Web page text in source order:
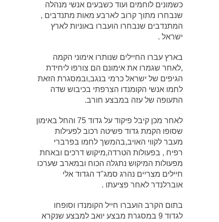
כשמונים לוחמים ועוד כשבעים אנשי מנהלה
שנבחרו מתוך קרוב לארבע מאות מתנדבים ,
המתנדבים שנבחרו הועברו באוניות לארץ
ישראל .
בארץ עברו החיילים שנותרו אימוני הקמה
,לאחר שגמרו את אימונם הם צורפו ליחידת
הגיפים של ישראל כרמי בנגב,ובמסגרת הזאת
לחמו אנשי הקומנדו הצרפתי בכיבוש שדה
התעופה של עזה במבצע חורב.
לאחר מכן קיבל פיקוד על גדוד 75 והחל באימון
שסופו הקמת גדוד פשיטה רכוב לפעילות
מעבר לקווי האויב,בהמשך לחמו בפרברי
רפיח , בפעולות הטרדה,מיקוש דרכים ובאחת
מפעולות המיקוש נתגלה הכוח ובמארב שערכו
חיילים מצריים נהרג סמג"ד הגדוד אלי
אוברלנדר לאחר פציעתו .
בתום הקרב הועברו חייל הקומנדו וסופחו
לגדוד 9 במסגרת מבצע יואב למבצע שנקרא